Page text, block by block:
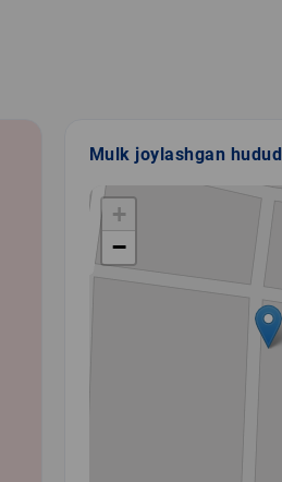
Mulk joylashgan hudud
+
−